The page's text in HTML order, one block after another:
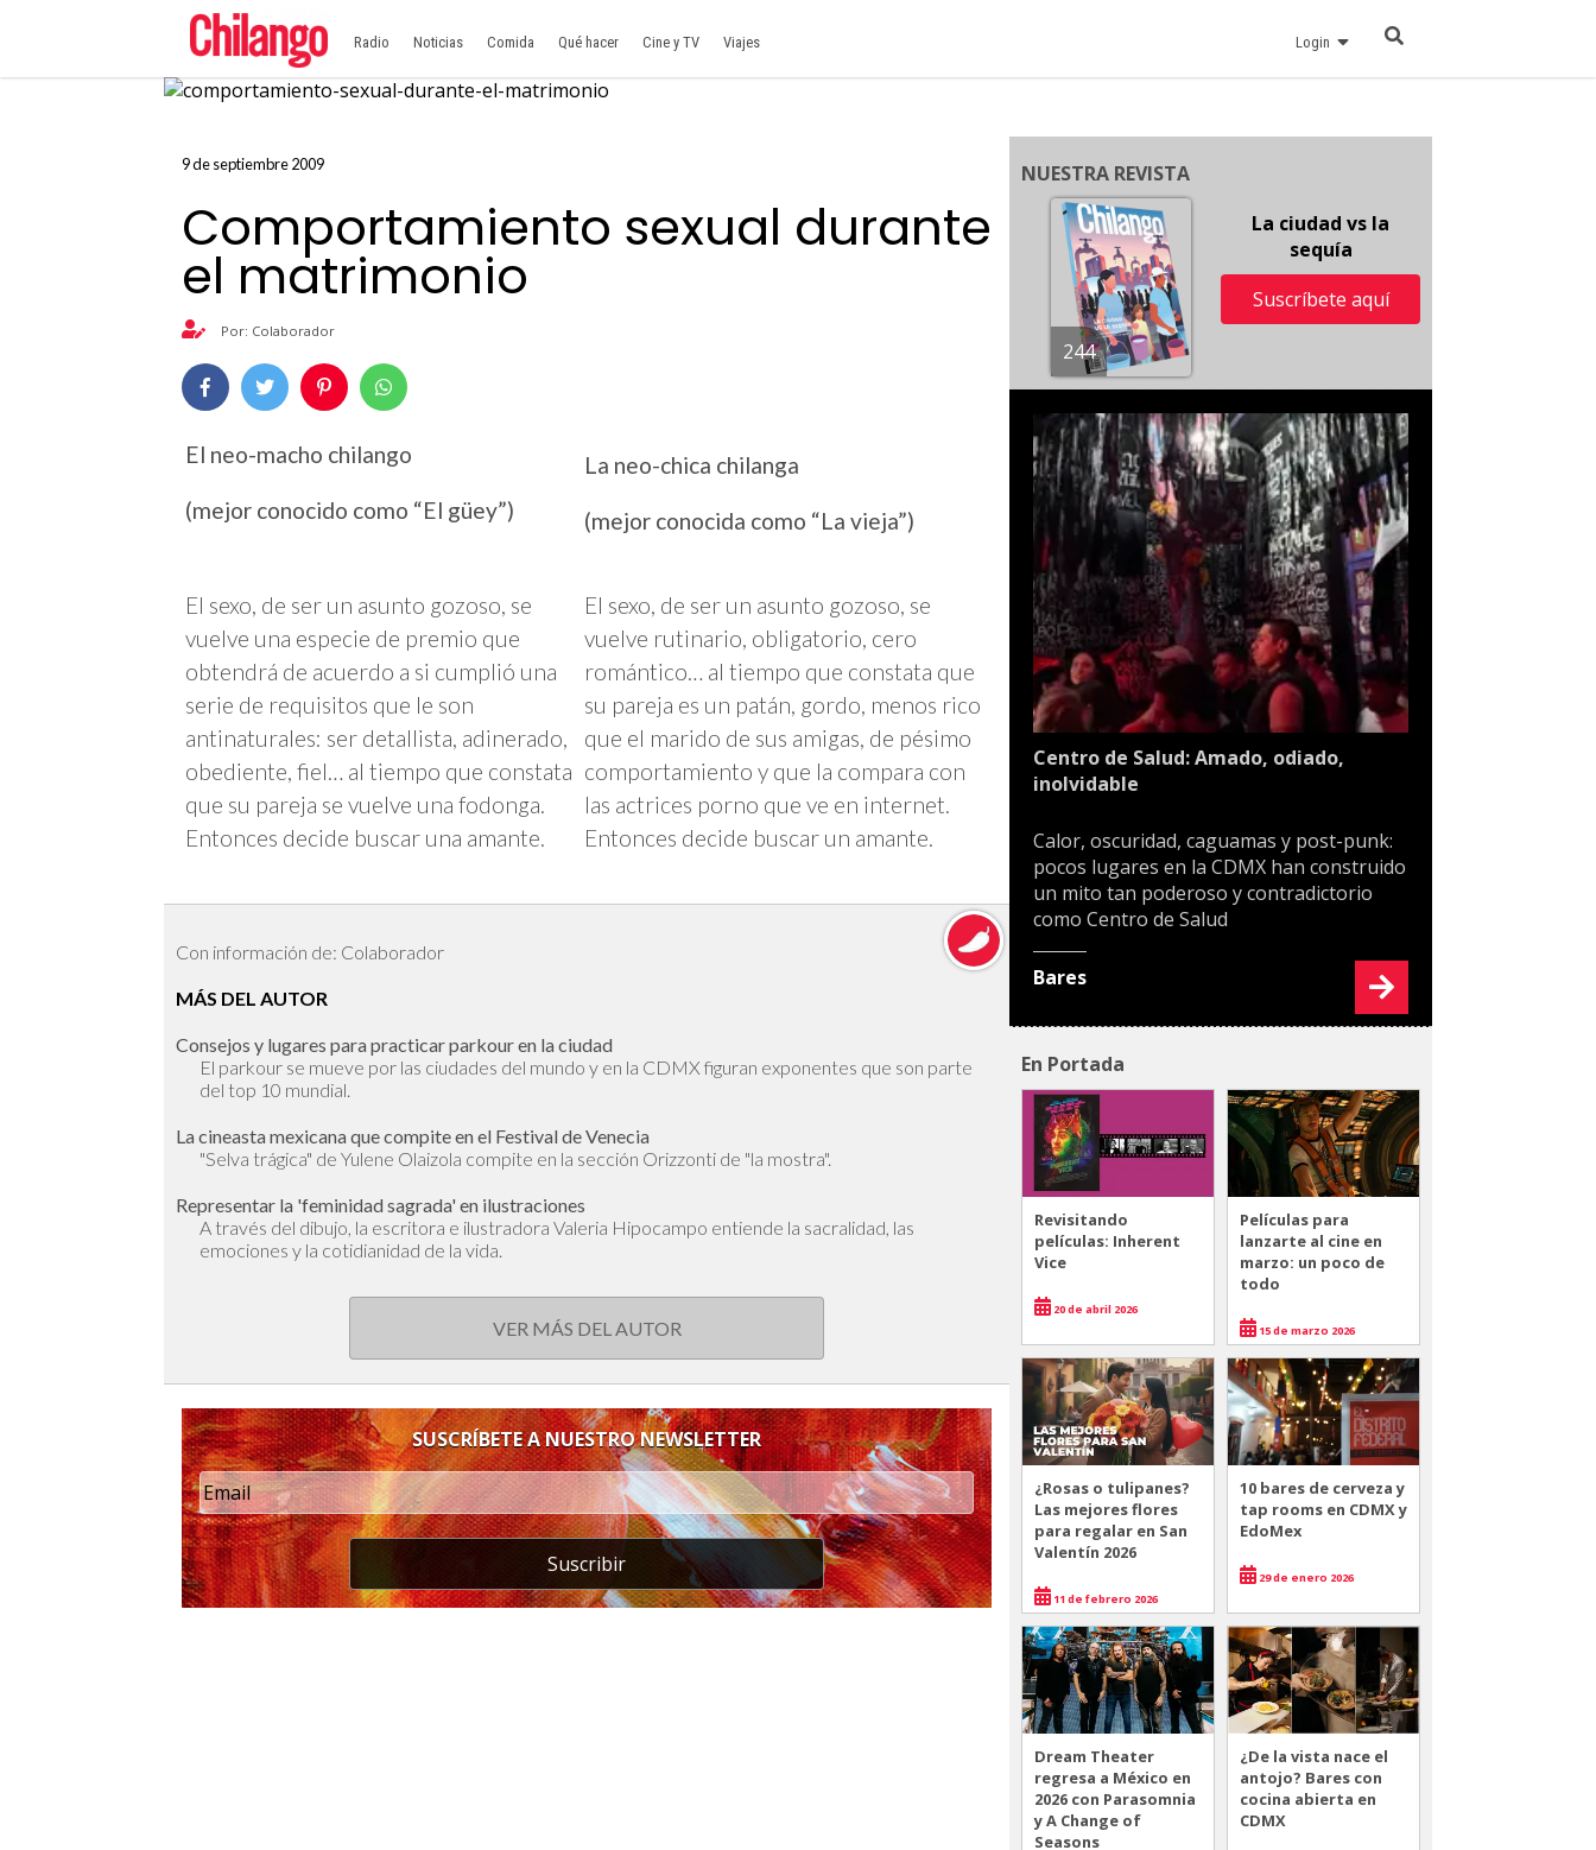
Radio Noticias Comida Qué hacer Cine y TV Viajes Login
9 de septiembre 2009
Comportamiento sexual durante
el matrimonio
Por: Colaborador
El neo-macho chilango
(mejor conocido como “El güey”)
La neo-chica chilanga
(mejor conocida como “La vieja”)
El sexo, de ser un asunto gozoso, se
vuelve una especie de premio que
obtendrá de acuerdo a si cumplió una
serie de requisitos que le son
antinaturales: ser detallista, adinerado,
obediente, fiel… al tiempo que constata
que su pareja se vuelve una fodonga.
Entonces decide buscar una amante.
El sexo, de ser un asunto gozoso, se
vuelve rutinario, obligatorio, cero
romántico… al tiempo que constata que
su pareja es un patán, gordo, menos rico
que el marido de sus amigas, de pésimo
comportamiento y que la compara con
las actrices porno que ve en internet.
Entonces decide buscar un amante.
Con información de: Colaborador
MÁS DEL AUTOR
Consejos y lugares para practicar parkour en la ciudad
El parkour se mueve por las ciudades del mundo y en la CDMX figuran exponentes que son parte
del top 10 mundial.
La cineasta mexicana que compite en el Festival de Venecia
"Selva trágica" de Yulene Olaizola compite en la sección Orizzonti de "la mostra".
Representar la 'feminidad sagrada' en ilustraciones
A través del dibujo, la escritora e ilustradora Valeria Hipocampo entiende la sacralidad, las
emociones y la cotidianidad de la vida.
VER MÁS DEL AUTOR
SUSCRÍBETE A NUESTRO NEWSLETTER
Suscribir
NUESTRA REVISTA
244
La ciudad vs la
sequía
Suscríbete aquí
Centro de Salud: Amado, odiado,
inolvidable
Calor, oscuridad, caguamas y post-punk:
pocos lugares en la CDMX han construido
un mito tan poderoso y contradictorio
como Centro de Salud
Bares
En Portada
Revisitando
películas: Inherent
Vice
20 de abril 2026
Películas para
lanzarte al cine en
marzo: un poco de
todo
15 de marzo 2026
¿Rosas o tulipanes?
Las mejores flores
para regalar en San
Valentín 2026
11 de febrero 2026
10 bares de cerveza y
tap rooms en CDMX y
EdoMex
29 de enero 2026
Dream Theater
regresa a México en
2026 con Parasomnia
y A Change of
Seasons
¿De la vista nace el
antojo? Bares con
cocina abierta en
CDMX